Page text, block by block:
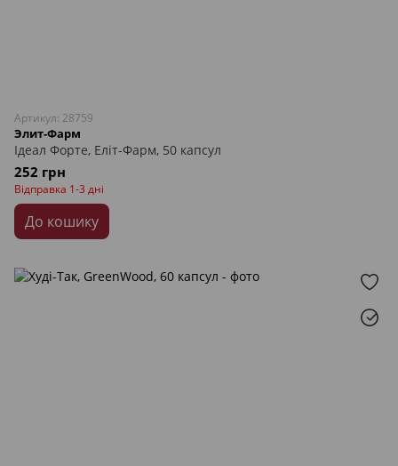
Артикул: 28759
Элит-Фарм
Ідеал Форте, Еліт-Фарм, 50 капсул
252 грн
Відправка 1-3 дні
До кошику